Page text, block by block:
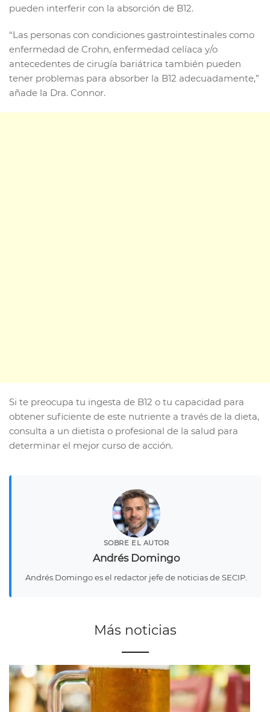
pueden interferir con la absorción de B12.
“Las personas con condiciones gastrointestinales como
enfermedad de Crohn, enfermedad celíaca y/o
antecedentes de cirugía bariátrica también pueden
tener problemas para absorber la B12 adecuadamente,”
añade la Dra. Connor.
Si te preocupa tu ingesta de B12 o tu capacidad para
obtener suficiente de este nutriente a través de la dieta,
consulta a un dietista o profesional de la salud para
determinar el mejor curso de acción.
SOBRE EL AUTOR
Andrés Domingo
Andrés Domingo es el redactor jefe de noticias de SECIP.
Más noticias